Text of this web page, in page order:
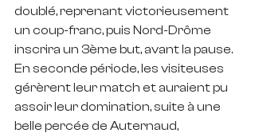
doublé, reprenant victorieusement
un coup-franc, puis Nord-Drôme
inscrira un 3ème but, avant la pause.
En seconde période, les visiteuses
gérèrent leur match et auraient pu
assoir leur domination, suite à une
belle percée de Auternaud,